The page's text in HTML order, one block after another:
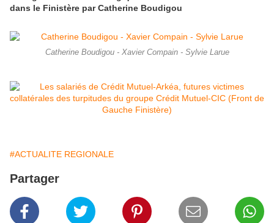
dans le Finistère par Catherine Boudigou
Catherine Boudigou - Xavier Compain - Sylvie Larue
#ACTUALITE REGIONALE
Partager